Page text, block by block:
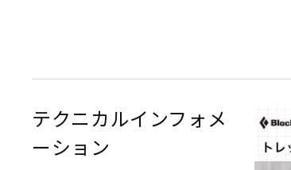
テクニカルインフォメ
ーション